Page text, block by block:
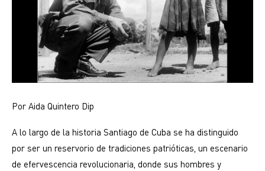
Por Aida Quintero Dip
A lo largo de la historia Santiago de Cuba se ha distinguido
por ser un reservorio de tradiciones patrióticas, un escenario
de efervescencia revolucionaria, donde sus hombres y